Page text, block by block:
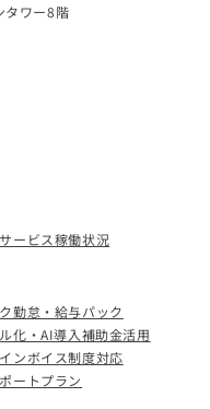
タワー8階
サービス稼働状況
勤怠・給与パック
化・AI導入補助金活用
インボイス制度対応
ートプラン